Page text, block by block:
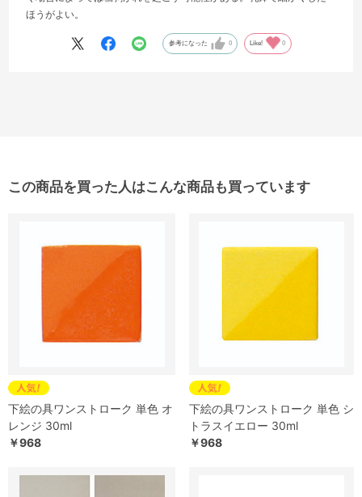
ほうがよい。
参考になった 0 Like! 0
この商品を買った人はこんな商品も買っています
下絵の具ワンストローク 単色 オ
レンジ 30ml
￥968
下絵の具ワンストローク 単色 シ
トラスイエロー 30ml
￥968